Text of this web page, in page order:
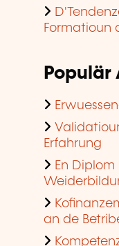
Formatioun
Populär
Erfahrung
En
an de